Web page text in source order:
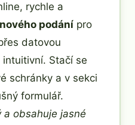
rychle a
podání pro
datovou
Stačí se
schránky a v sekci
formulář.
a obsahuje jasné